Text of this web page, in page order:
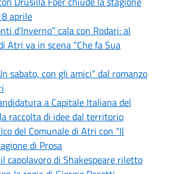
aprile
d’Inverno” cala con Rodari: al
Atri va in scena “Che fa Sua
sabato, con gli amici” dal romanzo
a Capitale Italiana del
raccolta di idee dal territorio
del Comunale di Atri con “Il
di Prosa
capolavoro di Shakespeare riletto